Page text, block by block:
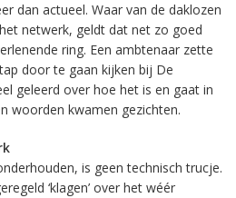
dan actueel. Waar van de daklozen
netwerk, geldt dat net zo goed
ring. Een ambtenaar zette
door te gaan kijken bij De
geleerd over hoe het is en gaat in
woorden kwamen gezichten.
is geen technisch trucje.
‘klagen’ over het wéér